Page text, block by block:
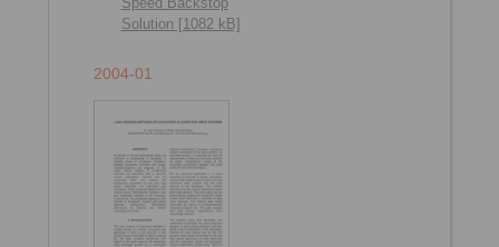
Solution [1082 kB]
2004-01